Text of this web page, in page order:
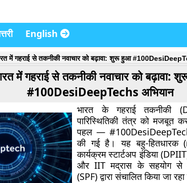
English
में गहराई से तकनीकी नवाचार को बढ़ावा: शुरू हुआ
में गहराई से तकनीकी नवाचार को बढ़ावा:
#100DesiDeepTechs अभियान
भारत के गहराई तकनीकी
पारिस्थितिकी तंत्र को मजबूत
पहल —
की गई है। यह बहु-हितधारक
कार्यक्रम स्टार्टअप इंडिया
और IIT मद्रास के सहयोग से
(SPF) द्वारा संचालित किया जा